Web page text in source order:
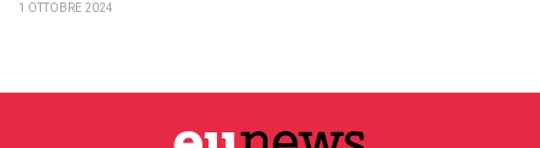
1 OTTOBRE 2024